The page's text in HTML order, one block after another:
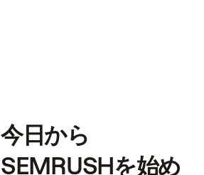
今日から
SEMRUSHを始め